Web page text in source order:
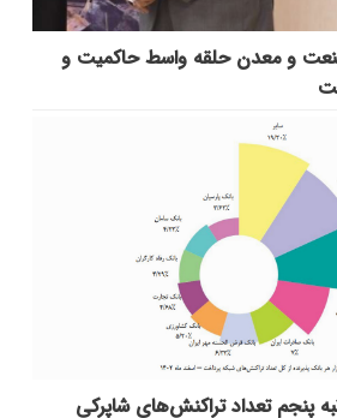
و معدن حلقه واسط حاكمیت و
پنجم تعداد تراکنش‌های شاپرکی